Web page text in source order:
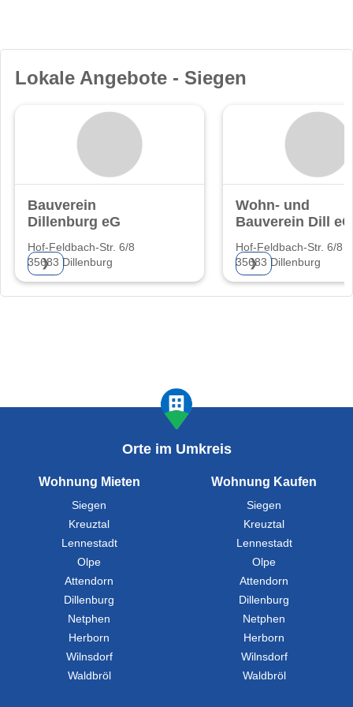
Lokale Angebote - Siegen
Bauverein
Dillenburg eG
Hof-Feldbach-Str. 6/8
35683 Dillenburg
❯
Wohn- und
Bauverein Dill eG
Hof-Feldbach-Str. 6/8
35683 Dillenburg
❯
Orte im Umkreis
Wohnung Mieten
Siegen
Kreuztal
Lennestadt
Olpe
Attendorn
Dillenburg
Netphen
Herborn
Wilnsdorf
Waldbröl
Wohnung Kaufen
Siegen
Kreuztal
Lennestadt
Olpe
Attendorn
Dillenburg
Netphen
Herborn
Wilnsdorf
Waldbröl